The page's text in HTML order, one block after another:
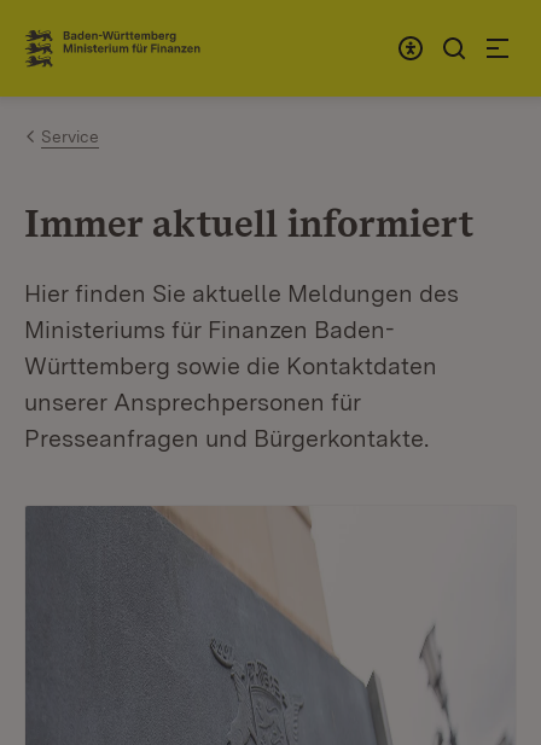
Zum Inhalt springen
Link zur Startseite
Service
Immer aktuell informiert
Hier finden Sie aktuelle Meldungen des
Ministeriums für Finanzen Baden-
Württemberg sowie die Kontaktdaten
unserer Ansprechpersonen für
Presseanfragen und Bürgerkontakte.